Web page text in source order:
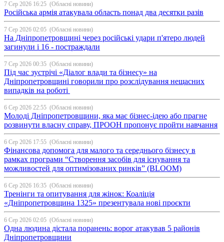
7 Сер 2026 16:25 (Обласні новини)
Російська армія атакувала область понад два десятки разів
7 Сер 2026 02:05 (Обласні новини)
На Дніпропетровщині через російські удари п'ятеро людей
загинули і 16 - постраждали
7 Сер 2026 00:35 (Обласні новини)
Під час зустрічі «Діалог влади та бізнесу» на
Дніпропетровщині говорили про розслідування нещасних
випадків на роботі
6 Сер 2026 22:55 (Обласні новини)
Молоді Дніпропетровщини, яка має бізнес-ідею або прагне
розвинути власну справу, ПРООН пропонує пройти навчання
6 Сер 2026 17:55 (Обласні новини)
Фінансова допомога для малого та середнього бізнесу в
рамках програми “Створення засобів для існування та
можливостей для оптимізованих ринків” (BLOOM)
6 Сер 2026 16:35 (Обласні новини)
Тренінги та опитування для жінок: Коаліція
«Дніпропетровщина 1325» презентувала нові проєкти
6 Сер 2026 02:05 (Обласні новини)
Одна людина дістала поранень: ворог атакував 5 районів
Дніпропетровщини